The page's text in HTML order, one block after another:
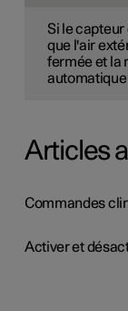
Si le
que l'air
fermée et la
Articles
Commandes